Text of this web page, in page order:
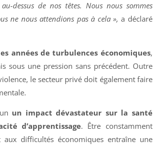
dessus de nos têtes. Nous nous sommes
ne nous attendions pas à cela », a déclaré
années de turbulences économiques,
sous une pression sans précédent. Outre
le secteur privé doit également faire
un impact dévastateur sur la santé
d’apprentissage. Être constamment
difficultés économiques entraîne une